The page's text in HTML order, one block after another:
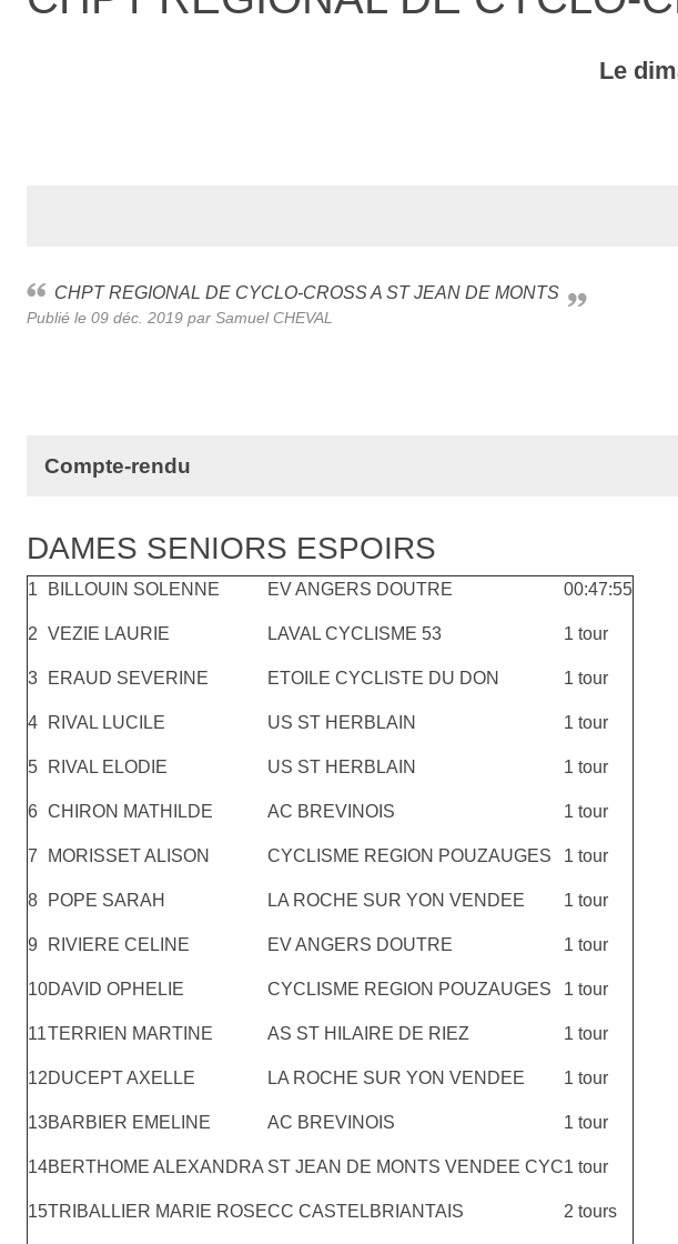
Le
CHPT REGIONAL DE CYCLO-CROSS A ST JEAN DE MONTS
Publié le 09 déc. 2019 par Samuel CHEVAL
Compte-rendu
DAMES SENIORS ESPOIRS
1 BILLOUIN SOLENNE EV ANGERS DOUTRE 00:47:55
2 VEZIE LAURIE LAVAL CYCLISME 53 1 tour
3 ERAUD SEVERINE ETOILE CYCLISTE DU DON 1 tour
4 RIVAL LUCILE US ST HERBLAIN 1 tour
5 RIVAL ELODIE US ST HERBLAIN 1 tour
6 CHIRON MATHILDE AC BREVINOIS 1 tour
7 MORISSET ALISON CYCLISME REGION POUZAUGES 1 tour
8 POPE SARAH LA ROCHE SUR YON VENDEE 1 tour
9 RIVIERE CELINE EV ANGERS DOUTRE 1 tour
10DAVID OPHELIE CYCLISME REGION POUZAUGES 1 tour
11TERRIEN MARTINE AS ST HILAIRE DE RIEZ 1 tour
12DUCEPT AXELLE LA ROCHE SUR YON VENDEE 1 tour
13BARBIER EMELINE AC BREVINOIS 1 tour
14BERTHOME ALEXANDRA ST JEAN DE MONTS VENDEE CYC1 tour
15TRIBALLIER MARIE ROSECC CASTELBRIANTAIS 2 tours